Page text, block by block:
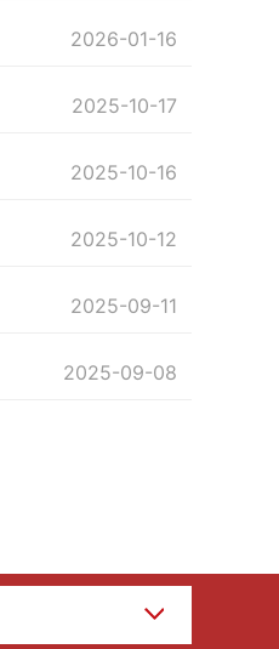
2026-01-16
2025-10-17
2025-10-16
2025-10-12
2025-09-11
2025-09-08